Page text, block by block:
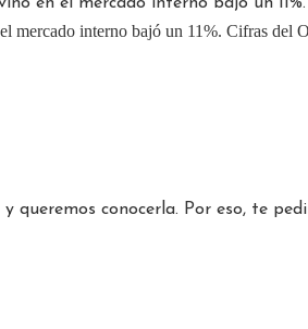
mercado interno bajó un 11%. Cifras
queremos conocerla. Por eso, te